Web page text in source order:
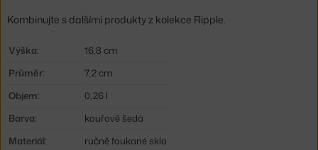
Kombinujte s dalšími produkty z kolekce Ripple.
Výška:
16,8 cm
Průměr:
7,2 cm
Objem:
0,26 l
Barva:
kouřově šedá
Materiál:
ručně foukané sklo